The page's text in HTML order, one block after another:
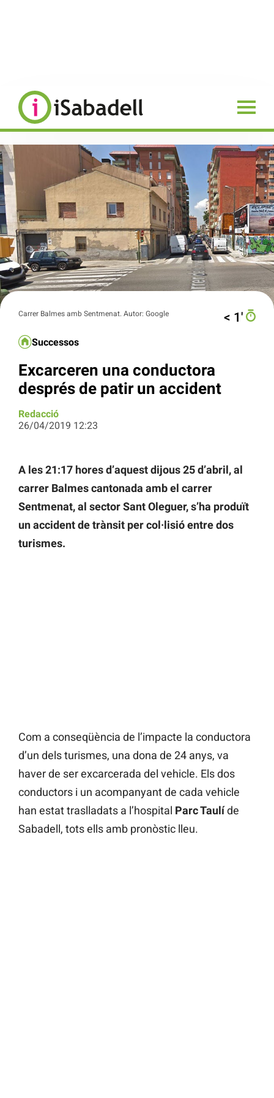
Carrer Balmes amb Sentmenat. Autor: Google < 1′
Successos
Excarceren una conductora
després de patir un accident
Redacció
26/04/2019 12:23
A les 21:17 hores d’aquest dijous 25 d’abril, al
carrer Balmes cantonada amb el carrer
Sentmenat, al sector Sant Oleguer, s’ha produït
un accident de trànsit per col·lisió entre dos
turismes.
Com a conseqüència de l’impacte la conductora
d’un dels turismes, una dona de 24 anys, va
haver de ser excarcerada del vehicle. Els dos
conductors i un acompanyant de cada vehicle
han estat traslladats a l’hospital Parc Taulíde
Sabadell, tots ells amb pronòstic lleu.